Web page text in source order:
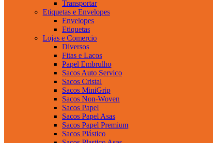
Transportar
Etiquetas e Envelopes
Envelopes
Etiquetas
Lojas e Comercio
Diversos
Fitas e Lacos
Papel Embrulho
Sacos Auto Servico
Sacos Cristal
Sacos MiniGrip
Sacos Non-Woven
Sacos Papel
Sacos Papel Asas
Sacos Papel Premium
Sacos Plástico